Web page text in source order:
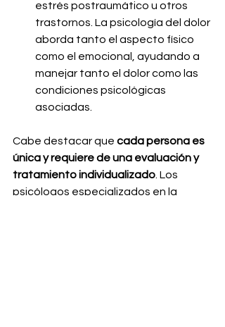
estrés postraumático u otros
trastornos. La psicología del dolor
aborda tanto el aspecto físico
como el emocional, ayudando a
manejar tanto el dolor como las
condiciones psicológicas
asociadas.
Cabe destacar que cada persona es
única y requiere de una evaluación y
tratamiento individualizado. Los
psicólogos especializados en la